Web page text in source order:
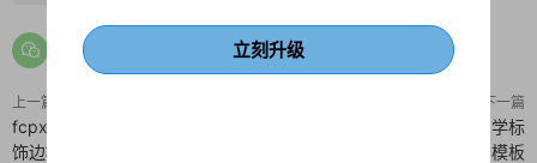
上一篇
fcpx素材 9个圣诞灯串光点画面装
饰边框
下一篇
FCPX标题插件 黑白闪烁动力学标
题fcpx模板
立刻升级